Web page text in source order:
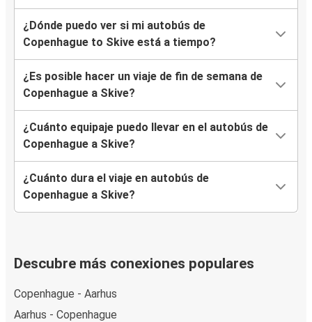
¿Dónde puedo ver si mi autobús de
Copenhague to Skive está a tiempo?
¿Es posible hacer un viaje de fin de semana de
Copenhague a Skive?
¿Cuánto equipaje puedo llevar en el autobús de
Copenhague a Skive?
¿Cuánto dura el viaje en autobús de
Copenhague a Skive?
Descubre más conexiones populares
Copenhague - Aarhus
Aarhus - Copenhague